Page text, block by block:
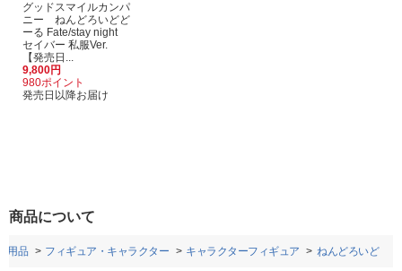
グッドスマイルカンパ
ニー ねんどろいどど
ーる Fate/stay night
セイバー 私服Ver.
【発売日...
9,800円
980ポイント
発売日以降お届け
商品について
用品 フィギュア・キャラクター キャラクターフィギュア ねんどろいど